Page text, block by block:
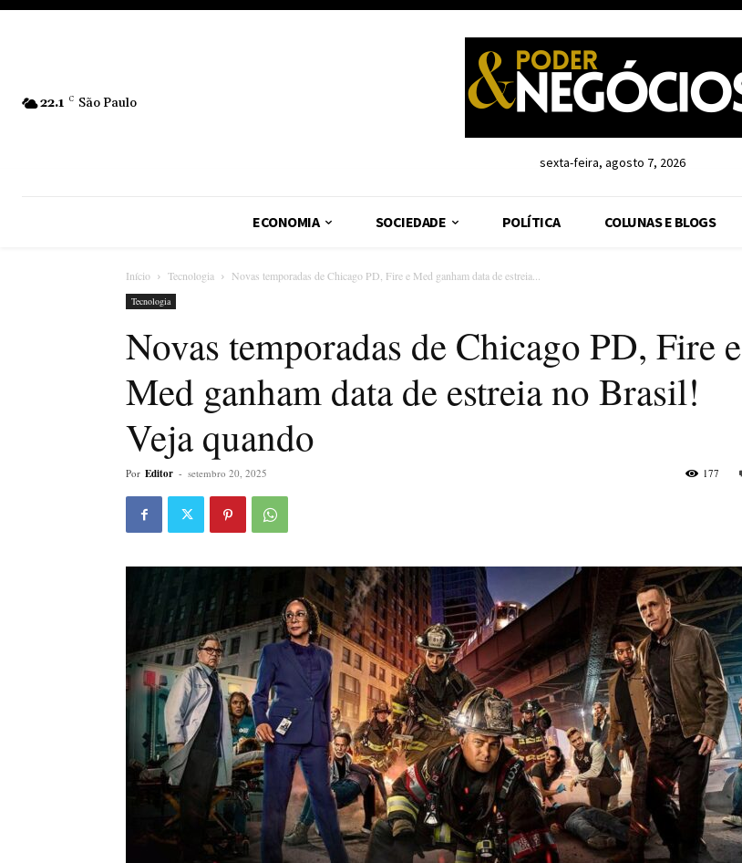
22.1 C São Paulo
sexta-feira, agosto 7, 2026
ECONOMIA SOCIEDADE POLÍTICA COLUNAS E BLOGS
Início Tecnologia Novas temporadas de Chicago PD, Fire e Med ganham data de estreia...
Tecnologia
Novas temporadas de Chicago PD, Fire e
Med ganham data de estreia no Brasil!
Veja quando
Por Editor - setembro 20, 2025 177